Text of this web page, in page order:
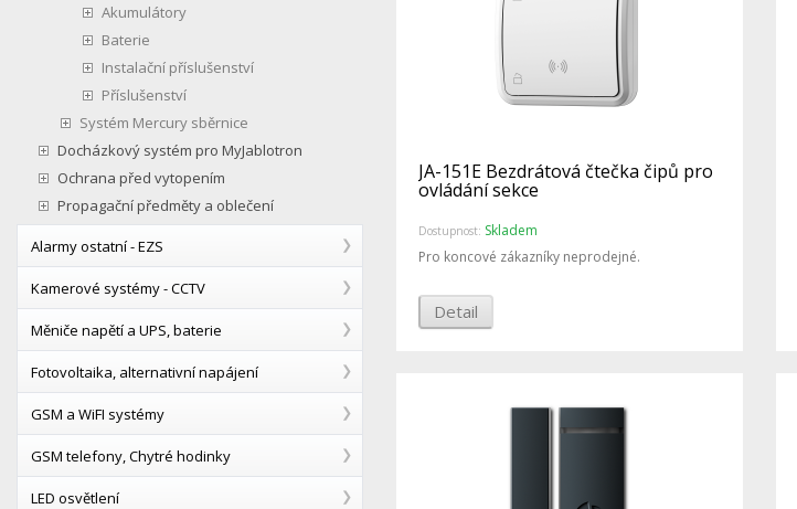
Akumulátory
Baterie
Instalační příslušenství
Příslušenství
Systém Mercury sběrnice
Docházkový systém pro MyJablotron
Ochrana před vytopením
Propagační předměty a oblečení
Alarmy ostatní - EZS
Kamerové systémy - CCTV
Měniče napětí a UPS, baterie
Fotovoltaika, alternativní napájení
GSM a WiFI systémy
GSM telefony, Chytré hodinky
LED osvětlení
JA-151E Bezdrátová čtečka čipů pro
ovládání sekce
Dostupnost: Skladem
Pro koncové zákazníky neprodejné.
Detail